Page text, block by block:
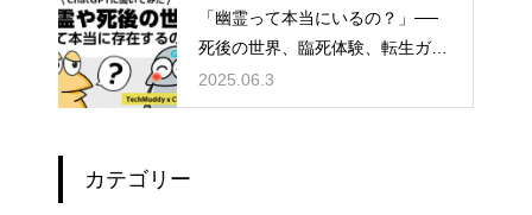
「幽霊って本当にいるの？」──
死後の世界、臨死体験、転生ガチ
ャ説まで真相に迫る雑談考察
2025.06.3
カテゴリー